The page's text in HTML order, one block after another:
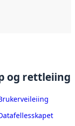
og rettleiing